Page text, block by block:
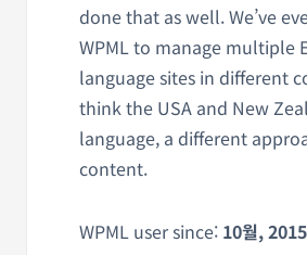
done that as well. We’ve
WPML to manage multiple
language sites in different
think the USA and New
language, a different
content.
WPML user since: 10월, 2015